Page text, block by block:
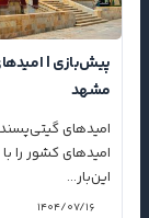
پیش‌بازی |
مشهد
امیدهای
این‌بار...
۱۴۰۴/۰۷/۱۶